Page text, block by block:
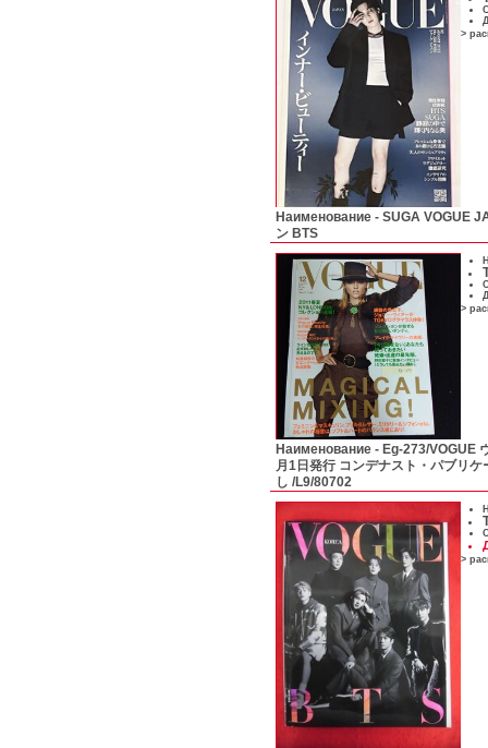
>
Наименование - SUGA VOGUE
ン BTS
>
Наименование - Eg-273/VOGUE
月1日発行 コンデナスト・パブリ
し /L9/80702
>